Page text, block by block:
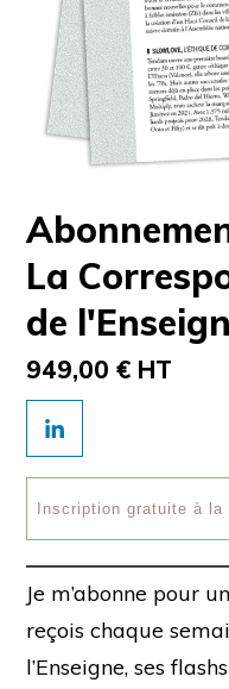
La
de
949,00 € HT
Je m’abonne pour
reçois chaque
l’Enseigne, ses